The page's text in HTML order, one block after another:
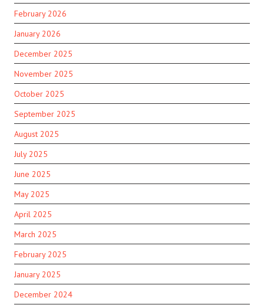
February 2026
January 2026
December 2025
November 2025
October 2025
September 2025
August 2025
July 2025
June 2025
May 2025
April 2025
March 2025
February 2025
January 2025
December 2024